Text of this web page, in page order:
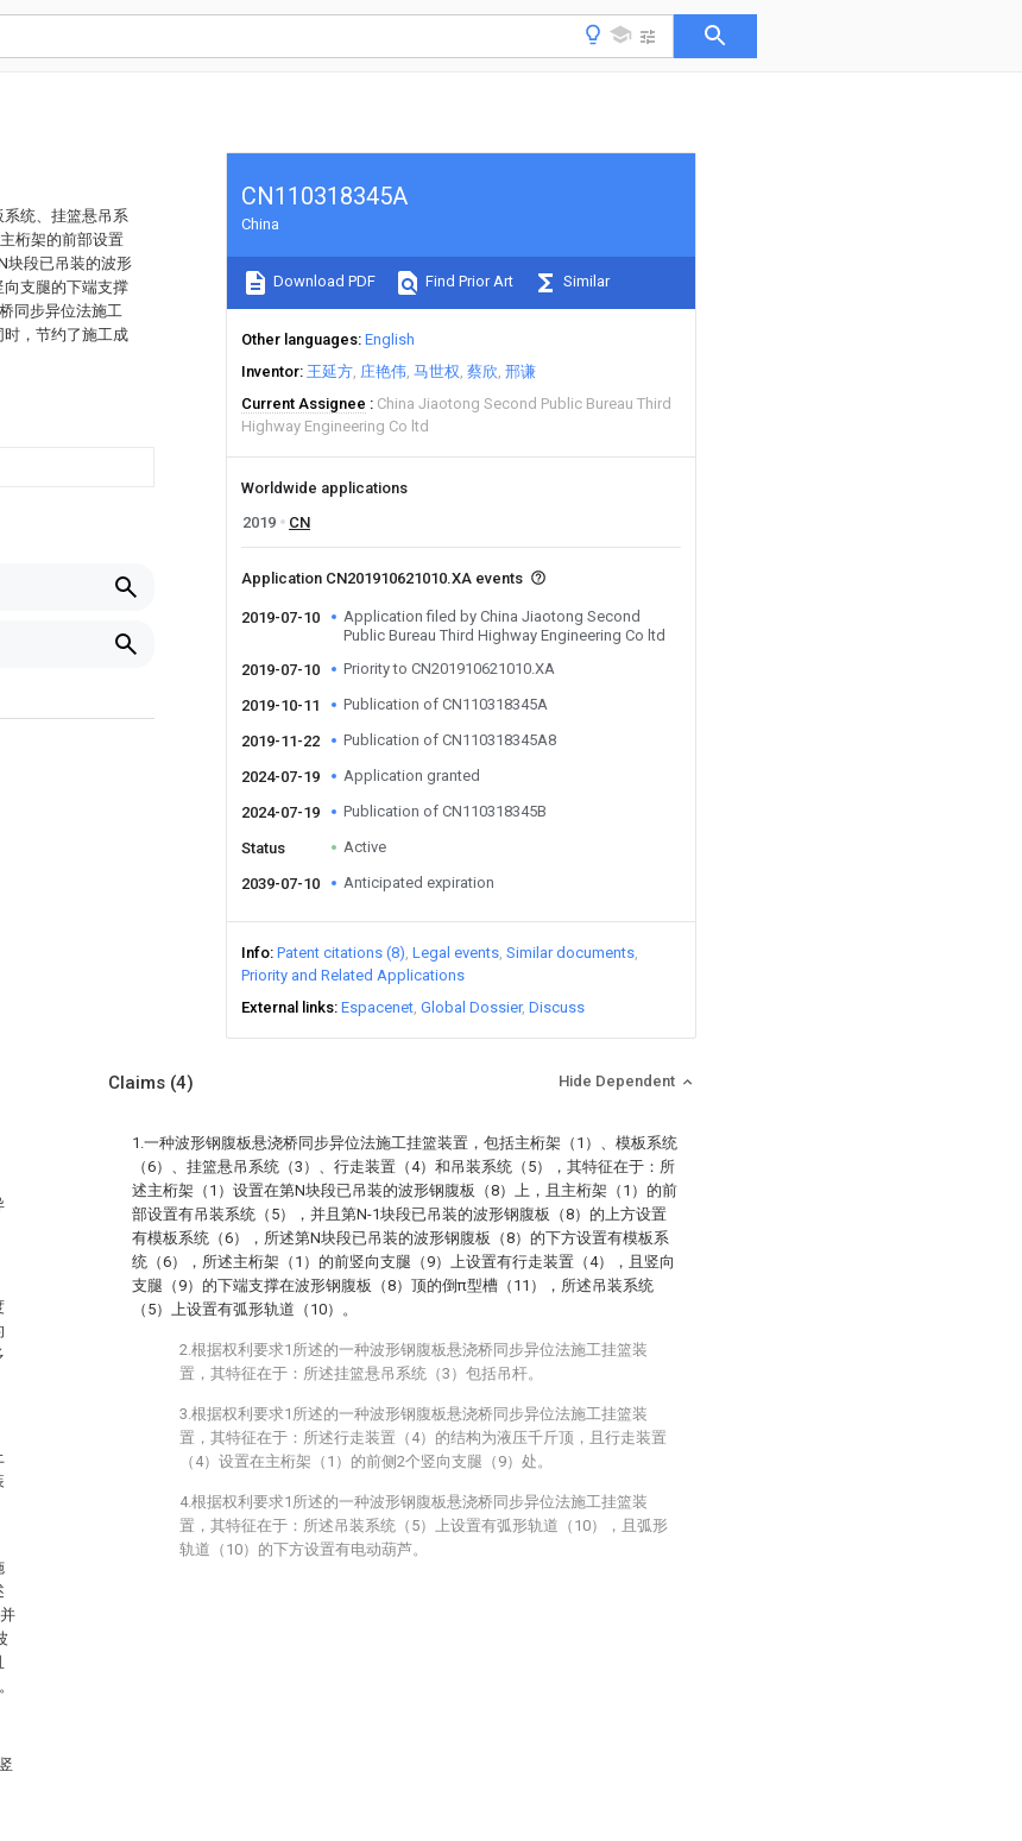
统、挂篮悬吊系
桁架的前部设置
块段已吊装的波形
支腿的下端支撑
同步异位法施工
，节约了施工成
CN110318345A
China
Download PDF Find Prior Art Similar
Other languages English
Inventor 王延方 庄艳伟 马世权 蔡欣 邢谦
Current Assignee
China Jiaotong Second Public Bureau Third
Highway Engineering Co ltd
Worldwide applications
2019
CN
Application CN201910621010.XA events
2019-07-10
Application filed by China Jiaotong Second
Public Bureau Third Highway Engineering Co ltd
2019-07-10
Priority to CN201910621010.XA
2019-10-11 Publication of CN110318345A
2019-11-22 Publication of CN110318345A8
2024-07-19 Application granted
2024-07-19 Publication of CN110318345B
Status Active
2039-07-10 Anticipated expiration
Info Patent citations (8) Legal events Similar documents
Priority and Related Applications
External links Espacenet Global Dossier Discuss
Claims (4) Hide Dependent
1.一种波形钢腹板悬浇桥同步异位法施工挂篮装置，包括主桁架（1）、模板系统
（6）、挂篮悬吊系统（3）、行走装置（4）和吊装系统（5），其特征在于：所
述主桁架（1）设置在第N块段已吊装的波形钢腹板（8）上，且主桁架（1）的前
部设置有吊装系统（5），并且第N-1块段已吊装的波形钢腹板（8）的上方设置
有模板系统（6），所述第N块段已吊装的波形钢腹板（8）的下方设置有模板系
统（6），所述主桁架（1）的前竖向支腿（9）上设置有行走装置（4），且竖向
支腿（9）的下端支撑在波形钢腹板（8）顶的倒π型槽（11），所述吊装系统
（5）上设置有弧形轨道（10）。
2.根据权利要求1所述的一种波形钢腹板悬浇桥同步异位法施工挂篮装
置，其特征在于：所述挂篮悬吊系统（3）包括吊杆。
3.根据权利要求1所述的一种波形钢腹板悬浇桥同步异位法施工挂篮装
置，其特征在于：所述行走装置（4）的结构为液压千斤顶，且行走装置
（4）设置在主桁架（1）的前侧2个竖向支腿（9）处。
4.根据权利要求1所述的一种波形钢腹板悬浇桥同步异位法施工挂篮装
置，其特征在于：所述吊装系统（5）上设置有弧形轨道（10），且弧形
轨道（10）的下方设置有电动葫芦。